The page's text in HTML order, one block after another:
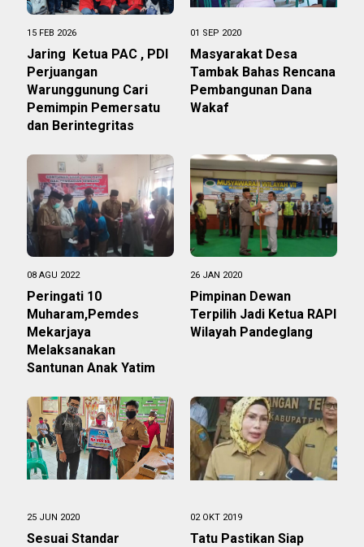
15 FEB 2026
Jaring Ketua PAC , PDI
Perjuangan
Warunggunung Cari
Pemimpin Pemersatu
dan Berintegritas
01 SEP 2020
Masyarakat Desa
Tambak Bahas Rencana
Pembangunan Dana
Wakaf
08 AGU 2022
Peringati 10
Muharam,Pemdes
Mekarjaya
Melaksanakan
Santunan Anak Yatim
26 JAN 2020
Pimpinan Dewan
Terpilih Jadi Ketua RAPI
Wilayah Pandeglang
25 JUN 2020
Sesuai Standar
02 OKT 2019
Tatu Pastikan Siap